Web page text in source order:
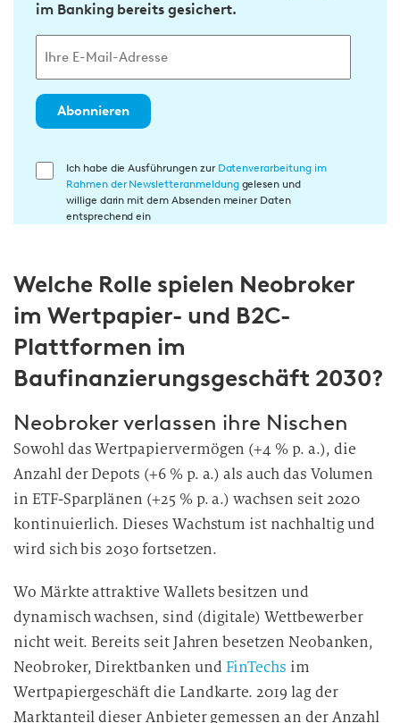
im Banking bereits gesichert.
Abonnieren
E
l
i
g
n
i
n
d
i
e
D
t
e
n
v
Ich habe die Ausführungen zur Datenverarbeitung im
Rahmen der Newsletteranmeldunggelesen und
willige darin mit dem Absenden meiner Daten
entsprechend ein
Welche Rolle spielen Neobroker
im Wertpapier- und B2C-
Plattformen im
Baufinanzierungsgeschäft 2030?
Neobroker verlassen ihre Nischen
Sowohl das Wertpapiervermögen (+4 % p. a.), die
Anzahl der Depots (+6 % p. a.) als auch das Volumen
in ETF-Sparplänen (+25 % p. a.) wachsen seit 2020
kontinuierlich. Dieses Wachstum ist nachhaltig und
wird sich bis 2030 fortsetzen.
Wo Märkte attraktive Wallets besitzen und
dynamisch wachsen, sind (digitale) Wettbewerber
nicht weit. Bereits seit Jahren besetzen Neobanken,
Neobroker, Direktbanken und FinTechs im
Wertpapiergeschäft die Landkarte. 2019 lag der
Marktanteil dieser Anbieter gemessen an der Anzahl